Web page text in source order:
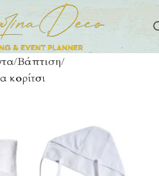
Βάπτιση
κορίτσι